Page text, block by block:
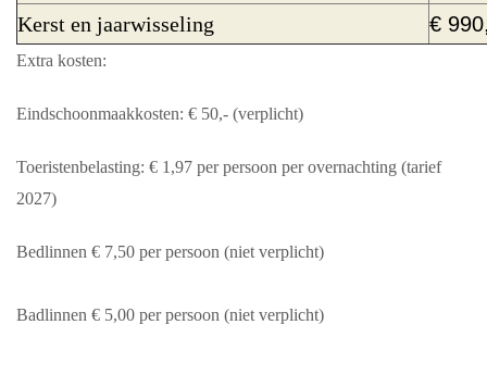
Kerst en jaarwisseling
€
Extra kosten:
Eindschoonmaakkosten: € 50,- (verplicht)
Toeristenbelasting: € 1,97 per persoon per overnachting (tarief
2027)
Bedlinnen € 7,50 per persoon (niet verplicht)
Badlinnen € 5,00 per persoon (niet verplicht)